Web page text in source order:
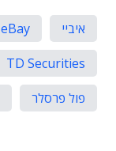
איביי eBay
TD Securities
פול פרסלר